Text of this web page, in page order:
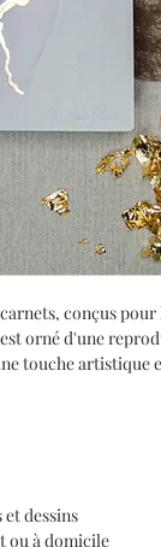
conçus pour
orné d'une
touche artistique
dessins
ou à domicile